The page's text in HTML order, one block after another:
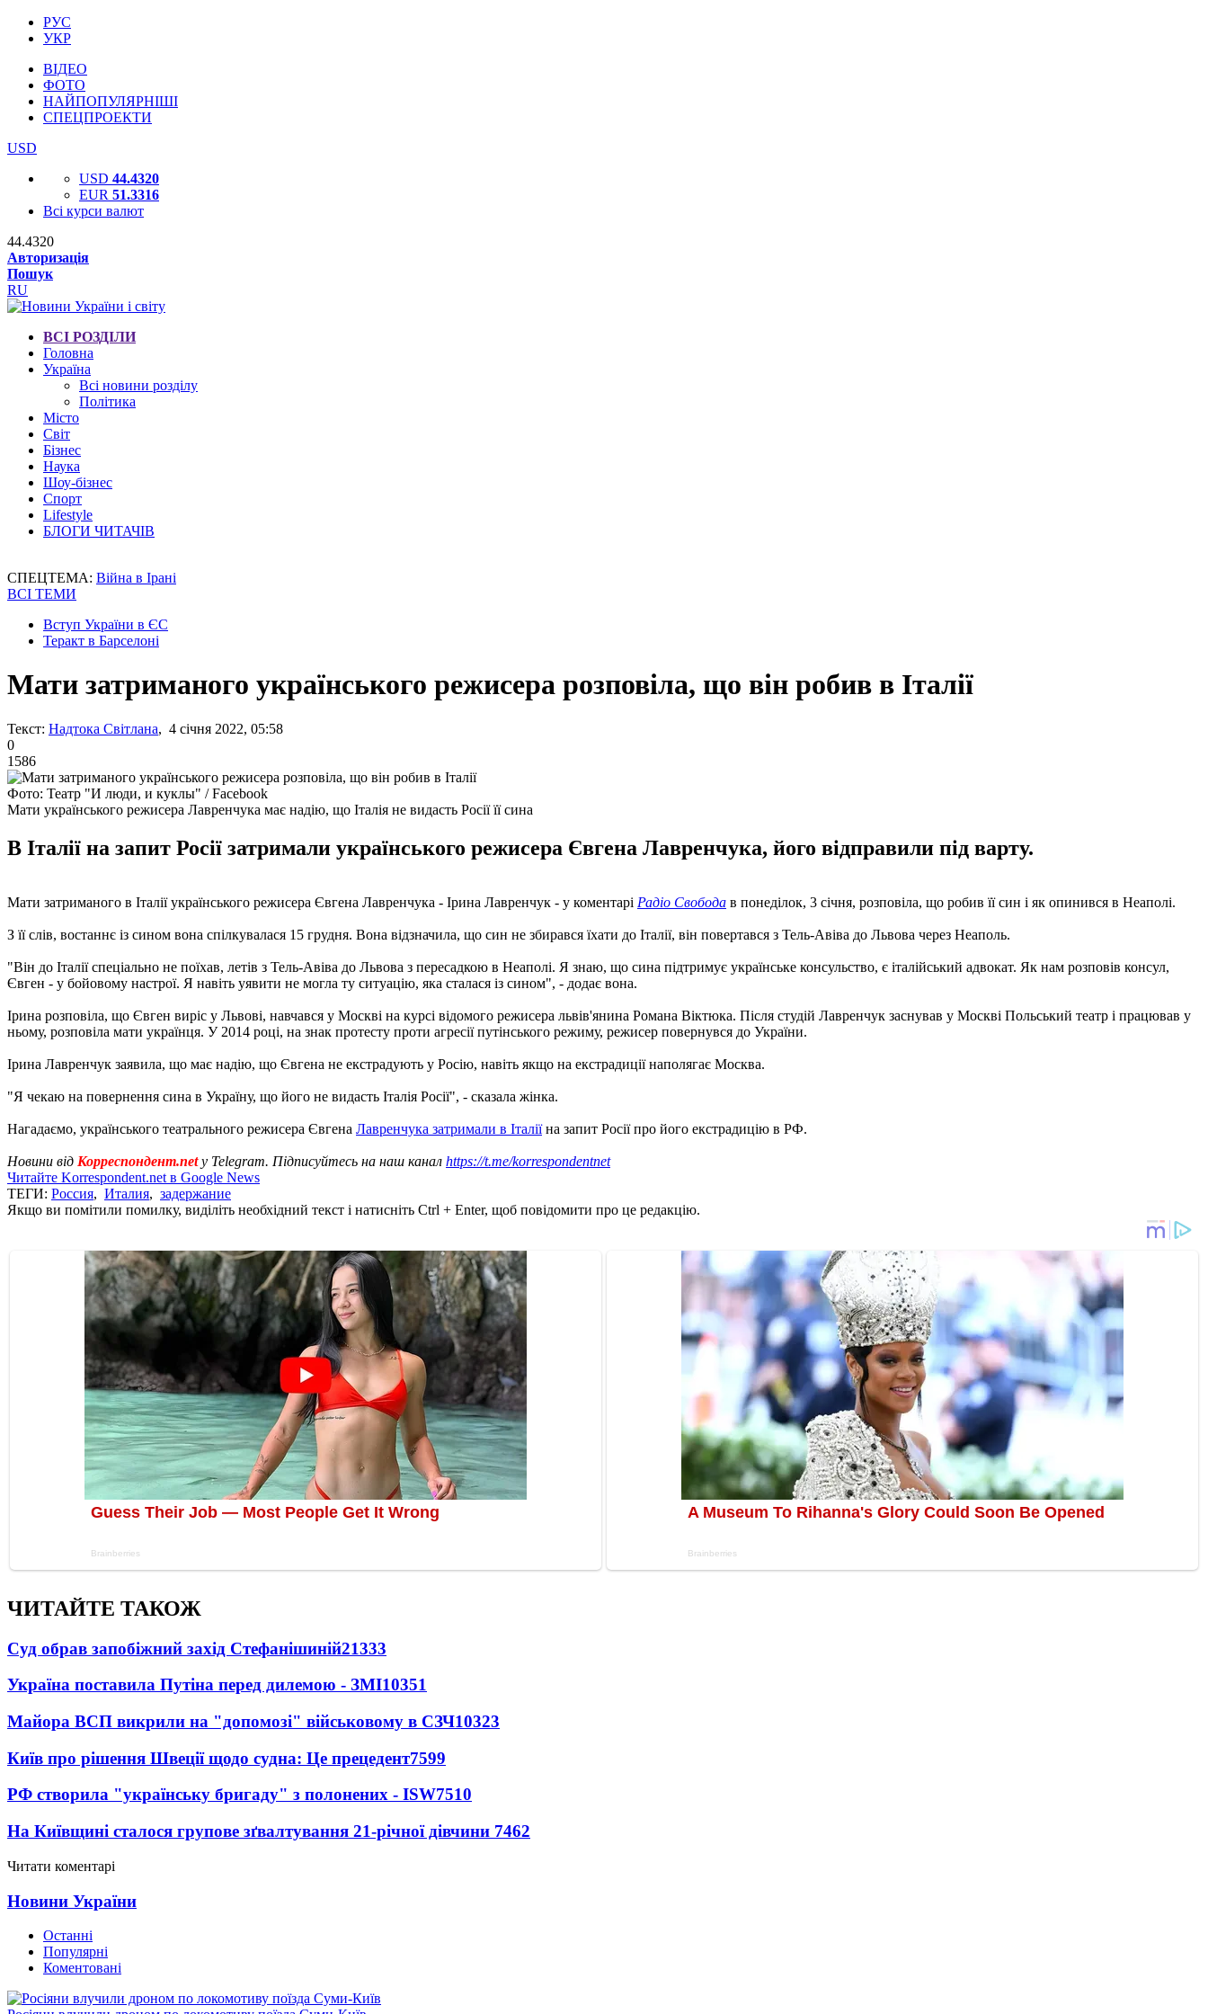
РУС
УКР
ВІДЕО
ФОТО
НАЙПОПУЛЯРНІШІ
СПЕЦПРОЕКТИ
USD
USD 44.4320
EUR 51.3316
Всі курси валют
44.4320
Авторизація
Пошук
RU
ВСІ РОЗДІЛИ
Головна
Україна
Всі новини розділу
Політика
Місто
Світ
Бізнес
Наука
Шоу-бізнес
Спорт
Lifestyle
БЛОГИ ЧИТАЧІВ
СПЕЦТЕМА: Війна в Ірані
ВСІ ТЕМИ
Вступ України в ЄС
Теракт в Барселоні
Мати затриманого українського режисера розповіла, що він робив в Італії
Текст: Надтока Світлана, 4 січня 2022, 05:58
0
1586
Фото: Театр "И люди, и куклы" / Facebook
Мати українського режисера Лавренчука має надію, що Італія не видасть Росії її сина
В Італії на запит Росії затримали українського режисера Євгена Лавренчука, його відправили під варту.
Мати затриманого в Італії українського режисера Євгена Лавренчука - Ірина Лавренчук - у коментарі Радіо Свобода в понеділок, 3 січня, розповіла, що робив її син і як опинився в Неаполі.
З її слів, востаннє із сином вона спілкувалася 15 грудня. Вона відзначила, що син не збирався їхати до Італії, він повертався з Тель-Авіва до Львова через Неаполь.
"Він до Італії спеціально не поїхав, летів з Тель-Авіва до Львова з пересадкою в Неаполі. Я знаю, що сина підтримує українське консульство, є італійський адвокат. Як нам розповів консул,
Євген - у бойовому настрої. Я навіть уявити не могла ту ситуацію, яка сталася із сином", - додає вона.
Ірина розповіла, що Євген виріс у Львові, навчався у Москві на курсі відомого режисера львів'янина Романа Віктюка. Після студій Лавренчук заснував у Москві Польський театр і працював у
ньому, розповіла мати українця. У 2014 році, на знак протесту проти агресії путінського режиму, режисер повернувся до України.
Ірина Лавренчук заявила, що має надію, що Євгена не екстрадують у Росію, навіть якщо на екстрадиції наполягає Москва.
"Я чекаю на повернення сина в Україну, що його не видасть Італія Росії", - сказала жінка.
Нагадаємо, українського театрального режисера Євгена Лавренчука затримали в Італіїна запит Росії про його екстрадицію в РФ.
Новини від Корреспондент.netу Telegram. Підписуйтесь на наш канал https://t.me/korrespondentnet
Читайте Korrespondent.net в Google News
ТЕГИ: Россия, Италия, задержание
Якщо ви помітили помилку, виділіть необхідний текст і натисніть Ctrl + Enter, щоб повідомити про це редакцію.
ЧИТАЙТЕ ТАКОЖ
Суд обрав запобіжний захід Стефанішиній21333
Україна поставила Путіна перед дилемою - ЗМІ10351
Майора ВСП викрили на "допомозі" військовому в СЗЧ10323
Київ про рішення Швеції щодо судна: Це прецедент7599
РФ створила "українську бригаду" з полонених - ISW7510
На Київщині сталося групове зґвалтування 21-річної дівчини 7462
Читати коментарі
Новини України
Останні
Популярні
Коментовані